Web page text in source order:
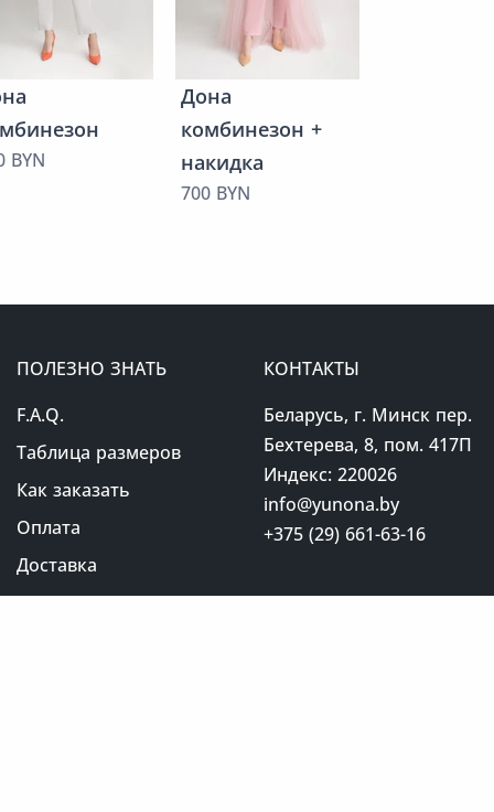
BYN
Дона
комбинезон +
накидка
700 BYN
ПОЛЕЗНО ЗНАТЬ
F.A.Q.
Таблица размеров
Как заказать
Оплата
Доставка
Возврат
КОНТАКТЫ
Беларусь, г. Минск пер.
Бехтерева, 8, пом. 417П
Индекс: 220026
info@yunona.by
+375 (29) 661-63-16